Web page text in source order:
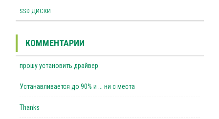
SSD ДИСКИ
КОММЕНТАРИИ
прошу установить драйвер
Устанавливается до 90% и ... ни с места
Thanks